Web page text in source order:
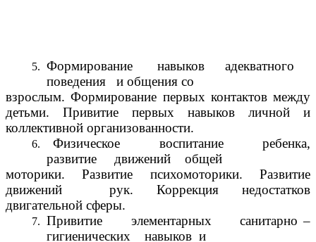
Формирование навыков адекватного
поведения и общения со
взрослым. Формирование первых контактов между
детьми. Привитие первых навыков личной и
коллективной организованности.
Физическое воспитание ребенка,
развитие движений общей
моторики. Развитие психомоторики. Развитие
движений рук. Коррекция недостатков
двигательной сферы.
Привитие элементарных санитарно –
гигиенических навыков и